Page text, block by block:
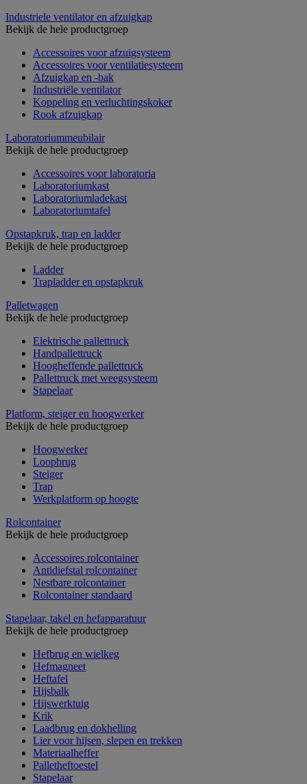
Industriele ventilator en afzuigkap
Bekijk de hele productgroep
Accessoires voor afzuigsysteem
Accessoires voor ventilatiesysteem
Afzuigkap en -bak
Industriële ventilator
Koppeling en verluchtingskoker
Rook afzuigkap
Laboratoriummeubilair
Bekijk de hele productgroep
Accessoires voor laboratoria
Laboratoriumkast
Laboratoriumladekast
Laboratoriumtafel
Opstapkruk, trap en ladder
Bekijk de hele productgroep
Ladder
Trapladder en opstapkruk
Palletwagen
Bekijk de hele productgroep
Elektrische pallettruck
Handpallettruck
Hoogheffende pallettruck
Pallettruck met weegsysteem
Stapelaar
Platform, steiger en hoogwerker
Bekijk de hele productgroep
Hoogwerker
Loopbrug
Steiger
Trap
Werkplatform op hoogte
Rolcontainer
Bekijk de hele productgroep
Accessoires rolcontainer
Antidiefstal rolcontainer
Nestbare rolcontainer
Rolcontainer standaard
Stapelaar, takel en hefapparatuur
Bekijk de hele productgroep
Hefbrug en wielkeg
Hefmagneet
Heftafel
Hijsbalk
Hijswerktuig
Krik
Laadbrug en dokhelling
Lier voor hijsen, slepen en trekken
Materiaalheffer
Palletheftoestel
Stapelaar